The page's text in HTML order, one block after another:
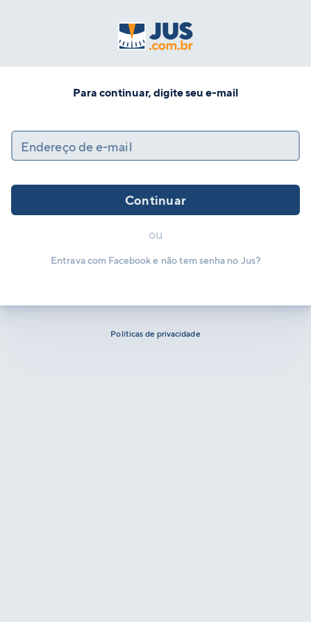
Para continuar, digite seu e-mail
Endereço de e-mail
Continuar
ou
Entrava com Facebook e não tem senha no Jus?
Políticas de privacidade